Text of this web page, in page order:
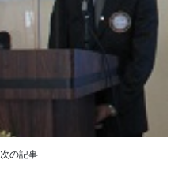
次の記事